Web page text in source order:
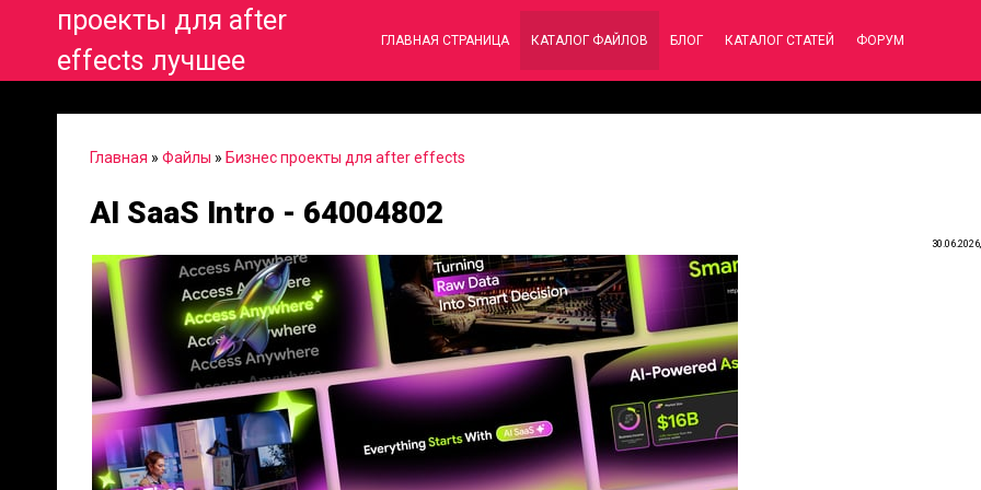
проекты для after
effects лучшее
ГЛАВНАЯ СТРАНИЦА КАТАЛОГ ФАЙЛОВ БЛОГ КАТАЛОГ СТАТЕЙ ФОРУМ
Главная » Файлы » Бизнес проекты для after effects
AI SaaS Intro - 64004802